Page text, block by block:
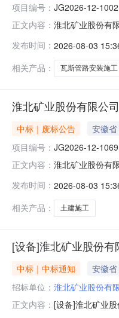
项目编号： JG2026-12-1002
正文内容： 淮北矿业股份有
交文件的投标人
发布时间： 2026-08-03
相关产品：
瓦斯管路安装施工
淮北矿业股份有限公
中标｜废标公告 安徽
项目编号： JG2026-12-1069
正文内容： 淮北矿业股份有
标集团股份有限
发布时间： 2026-08-03
相关产品：
土建施工
[设备]淮北矿业股份
中标｜中标通知 安徽
招标单位： 淮北矿业股份有
正文内容： [设备]淮北矿业